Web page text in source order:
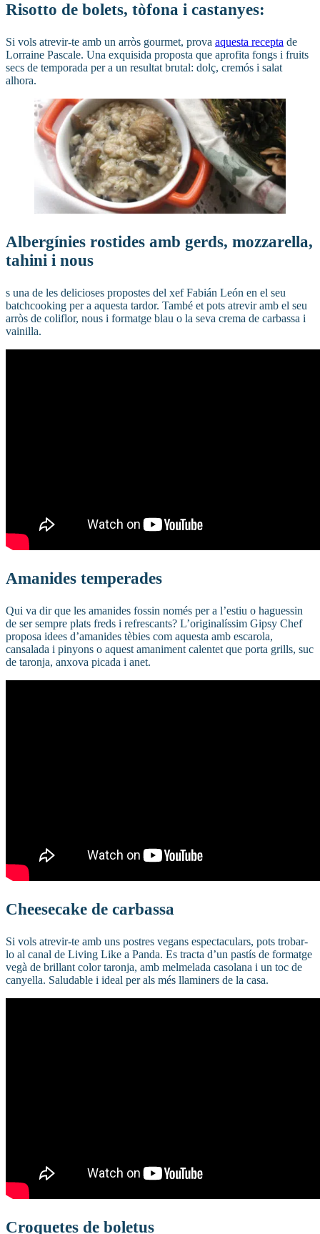
Risotto de bolets, tòfona i castanyes:
Si vols atrevir-te amb un arròs gourmet, prova aquesta recepta de
Lorraine Pascale. Una exquisida proposta que aprofita fongs i fruits
secs de temporada per a un resultat brutal: dolç, cremós i salat
alhora.
Albergínies rostides amb gerds, mozzarella,
tahini i nous
s una de les delicioses propostes del xef Fabián León en el seu
batchcooking per a aquesta tardor. També et pots atrevir amb el seu
arròs de coliflor, nous i formatge blau o la seva crema de carbassa i
vainilla.
Amanides temperades
Qui va dir que les amanides fossin només per a l’estiu o haguessin
de ser sempre plats freds i refrescants? L’originalíssim Gipsy Chef
proposa idees d’amanides tèbies com aquesta amb escarola,
cansalada i pinyons o aquest amaniment calentet que porta grills, suc
de taronja, anxova picada i anet.
Cheesecake de carbassa
Si vols atrevir-te amb uns postres vegans espectaculars, pots trobar-
lo al canal de Living Like a Panda. Es tracta d’un pastís de formatge
vegà de brillant color taronja, amb melmelada casolana i un toc de
canyella. Saludable i ideal per als més llaminers de la casa.
Croquetes de boletus